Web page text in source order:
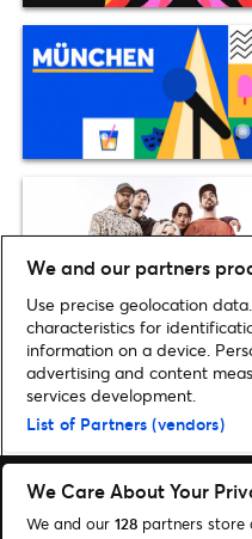
Home»Musik»Superbloom 2020:
We and our partners
Use precise geolocation
characteristics for
information on a device.
advertising and content
services development.
List of Partners (vendors)
We Care About Your
We and our 128 partners store